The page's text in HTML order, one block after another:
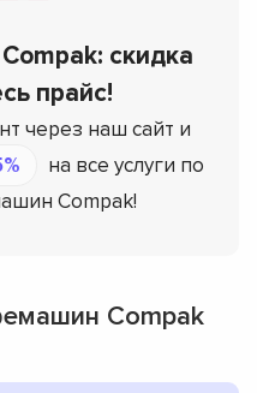
скидка
прайс!
через наш сайт и
на все услуги по
Compak!
Compak